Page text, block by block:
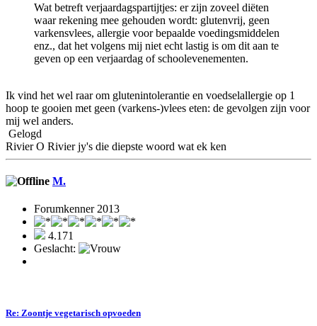
Wat betreft verjaardagspartijtjes: er zijn zoveel diëten
waar rekening mee gehouden wordt: glutenvrij, geen
varkensvlees, allergie voor bepaalde voedingsmiddelen
enz., dat het volgens mij niet echt lastig is om dit aan te
geven op een verjaardag of schoolevenementen.
Ik vind het wel raar om glutenintolerantie en voedselallergie op 1
hoop te gooien met geen (varkens-)vlees eten: de gevolgen zijn voor
mij wel anders.
Gelogd
Rivier O Rivier jy's die diepste woord wat ek ken
M.
Forumkenner 2013
4.171
Geslacht:
Re: Zoontje vegetarisch opvoeden